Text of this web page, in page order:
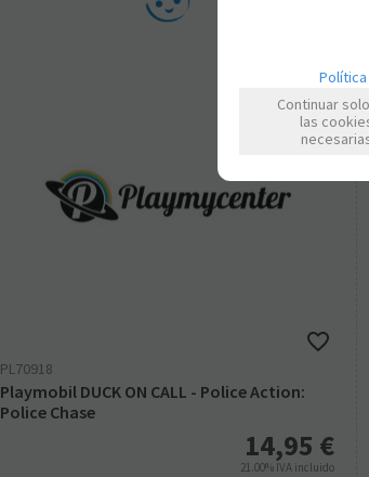
PL70918
Playmobil DUCK ON CALL - Police Action:
Police Chase
14,95 €
21.00% IVA incluido
Continuar
las